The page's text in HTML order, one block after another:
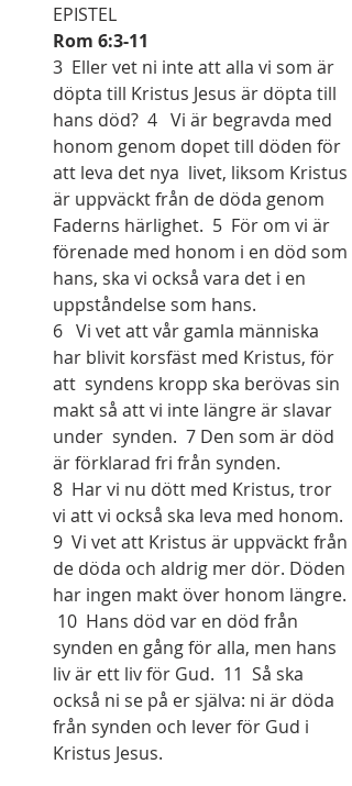
EPISTEL
Rom 6:3-11
3  Eller vet ni inte att alla vi som är
döpta till Kristus Jesus är döpta till
hans död?  4   Vi är begravda med
honom genom dopet till döden för
att leva det nya  livet, liksom Kristus
är uppväckt från de döda genom
Faderns härlighet.  5  För om vi är
förenade med honom i en död som
hans, ska vi också vara det i en
uppståndelse som hans.
6   Vi vet att vår gamla människa
har blivit korsfäst med Kristus, för
att  syndens kropp ska berövas sin
makt så att vi inte längre är slavar
under  synden.  7 Den som är död
är förklarad fri från synden.
8  Har vi nu dött med Kristus, tror
vi att vi också ska leva med honom.
9  Vi vet att Kristus är uppväckt från
de döda och aldrig mer dör. Döden
har ingen makt över honom längre.
10  Hans död var en död från
synden en gång för alla, men hans
liv är ett liv för Gud.  11  Så ska
också ni se på er själva: ni är döda
från synden och lever för Gud i
Kristus Jesus.